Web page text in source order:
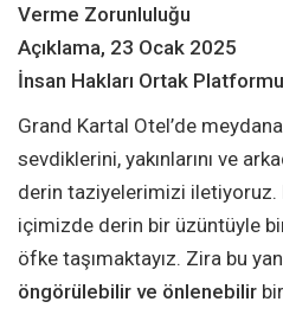
Verme Zorunluluğu
Açıklama, 23 Ocak 2025
İnsan Hakları Ortak Platformu
Grand Kartal Otel’de
sevdiklerini, yakınlarını ve
derin taziyelerimizi iletiyoruz.
içimizde derin bir üzüntüyle
öfke taşımaktayız. Zira bu
öngörülebilir ve önlenebilir